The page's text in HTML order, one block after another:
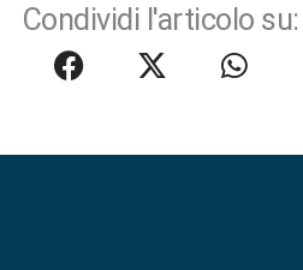
Condividi l'articolo su: